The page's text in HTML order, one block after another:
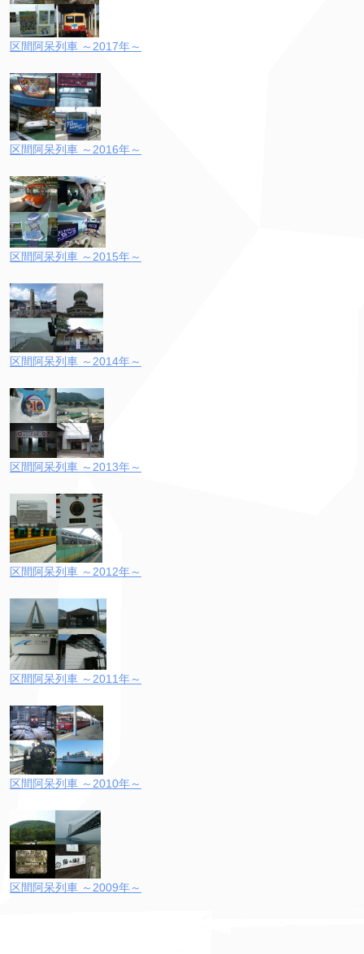
区間阿呆列車 ～2017年～
区間阿呆列車 ～2016年～
区間阿呆列車 ～2015年～
区間阿呆列車 ～2014年～
区間阿呆列車 ～2013年～
区間阿呆列車 ～2012年～
区間阿呆列車 ～2011年～
区間阿呆列車 ～2010年～
区間阿呆列車 ～2009年～